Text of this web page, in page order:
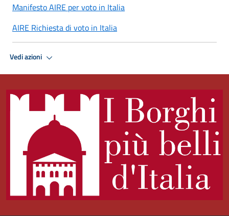
Manifesto AIRE per voto in Italia
AIRE Richiesta di voto in Italia
Vedi azioni